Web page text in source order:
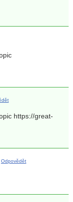
https://great-
Odpovědět